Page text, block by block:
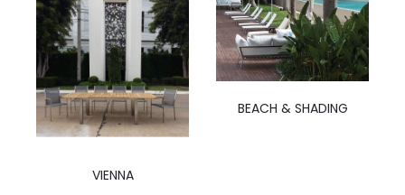
VIENNA
BEACH & SHADING